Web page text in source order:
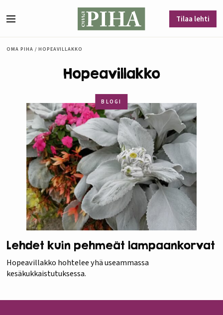
Tilaa lehti
OMA PIHA / HOPEAVILLAKKO
Hopeavillakko
BLOGI
Lehdet kuin pehmeät lampaankorvat
Hopeavillakko hohtelee yhä useammassa
kesäkukkaistutuksessa.